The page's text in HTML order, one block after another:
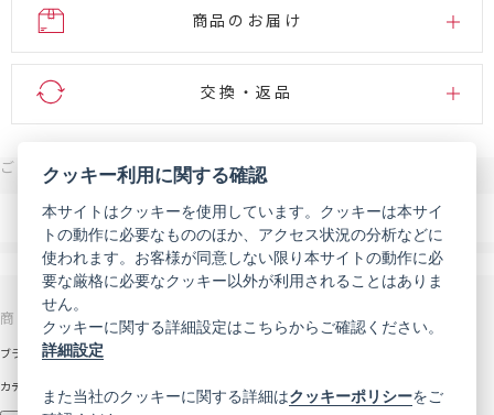
商品のお届け
交換・返品
ご注文・お問い合わせはこちら
電話 0120-007-444
受付時間 9:00～18:00（年末年始などを除く）
メール お問い合わせフォーム
商品を探す
ブランドから探す
カテゴリから探す
サポート
初めての方へ
クッキー利用に関する確認
本サイトはクッキーを使用しています。クッキーは本サイ
トの動作に必要なもののほか、アクセス状況の分析などに
使われます。お客様が同意しない限り本サイトの動作に必
要な厳格に必要なクッキー以外が利用されることはありま
せん。
クッキーに関する詳細設定はこちらからご確認ください。
詳細設定
また当社のクッキーに関する詳細はクッキーポリシーをご